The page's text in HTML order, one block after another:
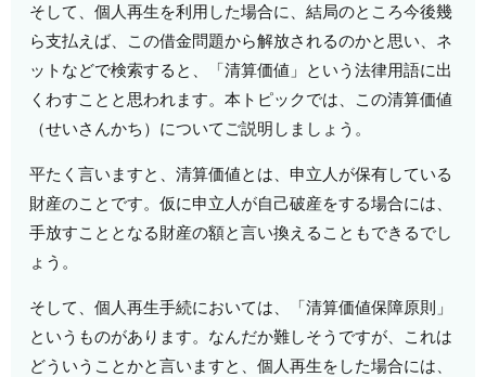
そして、個人再生を利用した場合に、結局のところ今後幾
ら支払えば、この借金問題から解放されるのかと思い、ネ
ットなどで検索すると、「清算価値」という法律用語に出
くわすことと思われます。本トピックでは、この清算価値
（せいさんかち）についてご説明しましょう。
平たく言いますと、清算価値とは、申立人が保有している
財産のことです。仮に申立人が自己破産をする場合には、
手放すこととなる財産の額と言い換えることもできるでし
ょう。
そして、個人再生手続においては、「清算価値保障原則」
というものがあります。なんだか難しそうですが、これは
どういうことかと言いますと、個人再生をした場合には、